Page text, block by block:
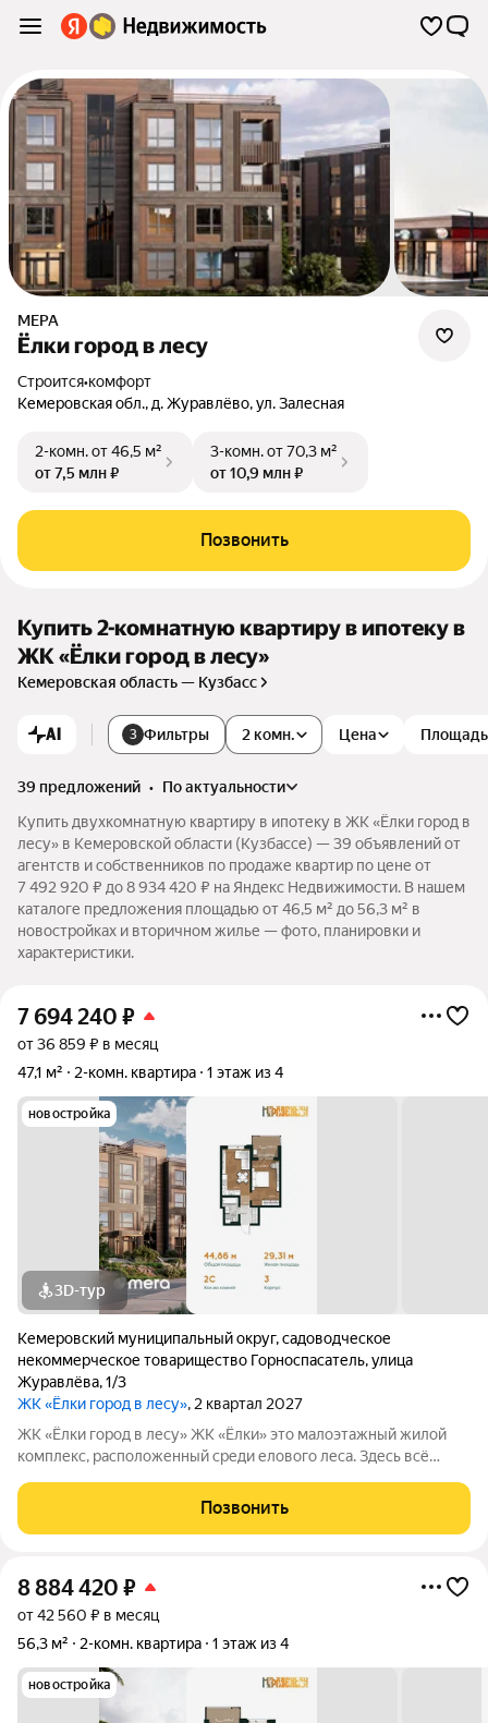
МЕРА
Ёлки город в лесу
Строится•комфорт
Кемеровская обл., д. Журавлёво,ул. Залесная
2-комн.от 46,5 м²
от 7,5 млн ₽
3-комн.от 70,3 м²
от 10,9 млн ₽
Позвонить
Купить 2-комнатную квартиру в ипотеку в
ЖК «Ёлки город в лесу»
Кемеровская область — Кузбасс
AI 3 Фильтры 2 комн. Цена Площадь
39 предложений •
по актуальности
Купить двухкомнатную квартиру в ипотеку в ЖК «Ёлки город в
лесу» в Кемеровской области (Кузбассе) — 39 объявлений от
агентств и собственников по продаже квартир по цене от
7 492 920 ₽ до 8 934 420 ₽ на Яндекс Недвижимости. В нашем
каталоге предложения площадью от 46,5 м² до 56,3 м² в
новостройках и вторичном жилье — фото, планировки и
характеристики.
7 694 240 ₽
от 36 859 ₽ в месяц
47,1 м²
2-комн. квартира 1 этаж из 4
новостройка
3D-тур
Кемеровский муниципальный округ,садоводческое
некоммерческое товарищество Горноспасатель,улица
Журавлёва,1/3
ЖК «Ёлки город в лесу», 2 квартал 2027
ЖК «Ёлки город в лесу» ЖК «Ёлки» это малоэтажный жилой
комплекс, расположенный среди елового леса. Здесь всё
лишних забот. Главное преимущество проекта готовые
квартиры для жизни с первого
Позвонить
8 884 420 ₽
от 42 560 ₽ в месяц
56,3 м²
2-комн. квартира 1 этаж из 4
новостройка